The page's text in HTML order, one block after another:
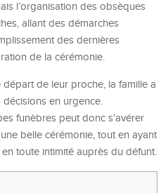
l’organisation des obsèques
allant des démarches
des dernières
de la cérémonie.
de leur proche, la famille a
en urgence.
funèbres peut donc s’avérer
belle cérémonie, tout en ayant
toute intimité auprès du défunt.